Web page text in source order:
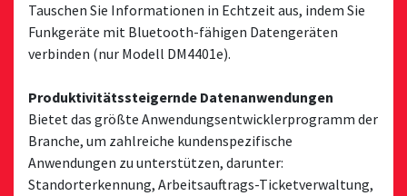
Tauschen Sie Informationen in Echtzeit aus, indem Sie
Funkgeräte mit Bluetooth-fähigen Datengeräten
verbinden (nur Modell DM4401e).
Produktivitätssteigernde Datenanwendungen
Bietet das größte Anwendungsentwicklerprogramm der
Branche, um zahlreiche kundenspezifische
Anwendungen zu unterstützen, darunter:
Standorterkennung, Arbeitsauftrags-Ticketverwaltung,